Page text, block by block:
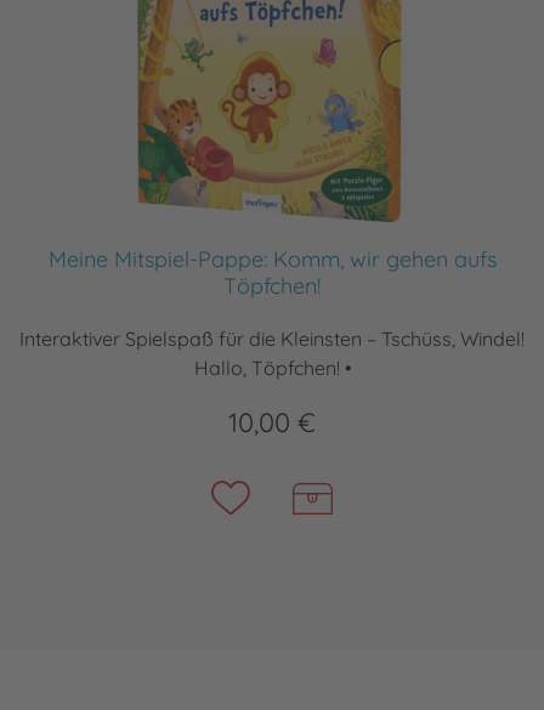
Meine Mitspiel-Pappe: Komm, wir gehen aufs
Töpfchen!
Interaktiver Spielspaß für die Kleinsten – Tschüss, Windel!
Hallo, Töpfchen! •
10,00 €